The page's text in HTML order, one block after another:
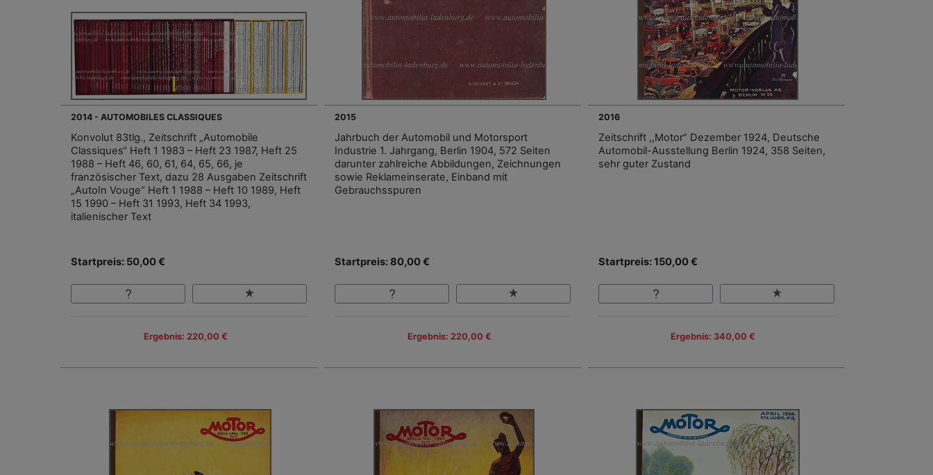
2014 - AUTOMOBILES CLASSIQUES
Konvolut 83tlg., Zeitschrift „Automobile
Classiques“ Heft 1 1983 – Heft 23 1987, Heft 25
1988 – Heft 46, 60, 61, 64, 65, 66, je
französischer Text, dazu 28 Ausgaben Zeitschrift
„AutoIn Vouge“ Heft 1 1988 – Heft 10 1989, Heft
15 1990 – Heft 31 1993, Heft 34 1993,
italienischer Text
Startpreis: 50,00 €
Ergebnis: 220,00 €
2015
Jahrbuch der Automobil und Motorsport
Industrie 1. Jahrgang, Berlin 1904, 572 Seiten
darunter zahlreiche Abbildungen, Zeichnungen
sowie Reklameinserate, Einband mit
Gebrauchsspuren
Startpreis: 80,00 €
Ergebnis: 220,00 €
2016
Zeitschrift ,,Motor“ Dezember 1924, Deutsche
Automobil-Ausstellung Berlin 1924, 358 Seiten,
sehr guter Zustand
Startpreis: 150,00 €
Ergebnis: 340,00 €